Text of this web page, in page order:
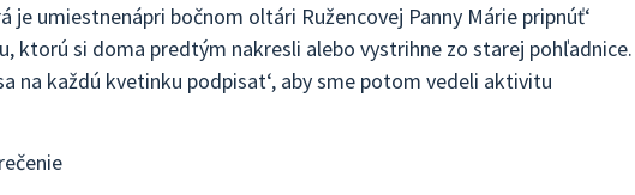
je umiestnenápri bočnom oltári Ružencovej Panny Márie pripnúť‘
ktorú si doma predtým nakresli alebo vystrihne zo starej pohľadnice.
na každú kvetinku podpisat‘, aby sme potom vedeli aktivitu